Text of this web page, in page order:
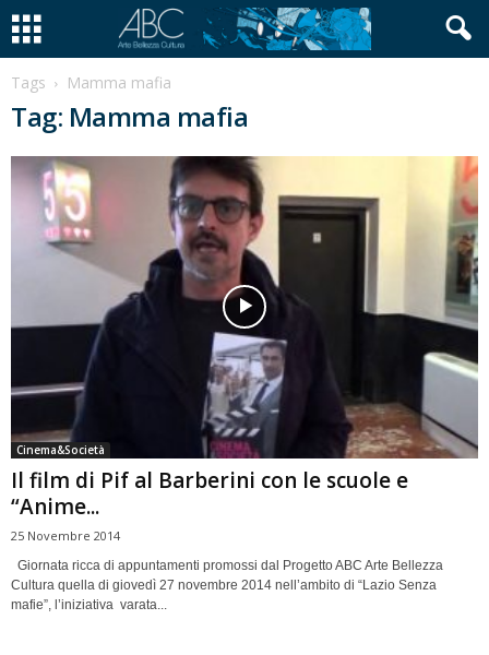
Tags Mamma mafia
Tag: Mamma mafia
Cinema&Società
Il film di Pif al Barberini con le scuole e
“Anime...
25 Novembre 2014
Giornata ricca di appuntamenti promossi dal Progetto ABC Arte Bellezza
Cultura quella di giovedì 27 novembre 2014 nell’ambito di “Lazio Senza
mafie”, l’iniziativa varata...